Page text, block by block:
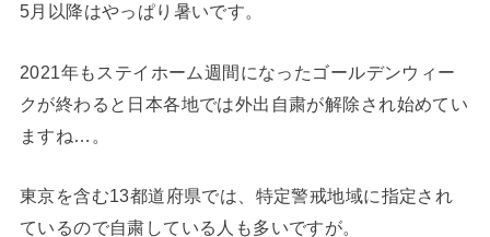
5月以降はやっぱり暑いです。
2021年もステイホーム週間になったゴールデンウィー
クが終わると日本各地では外出自粛が解除され始めてい
ますね…。
東京を含む13都道府県では、特定警戒地域に指定され
ているので自粛している人も多いですが。